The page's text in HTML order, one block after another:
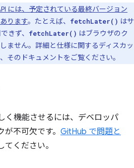
には、予定されている最終バージョン
ります。たとえば、 fetchLater() はサ
きず、
fetchLater() はブラウザのク
ません。詳細と仕様に関するディスカッ
そのドキュメントをご覧ください。
く機能させるには、デベロッパ
不可欠です。 GitHub で問題と
てください。